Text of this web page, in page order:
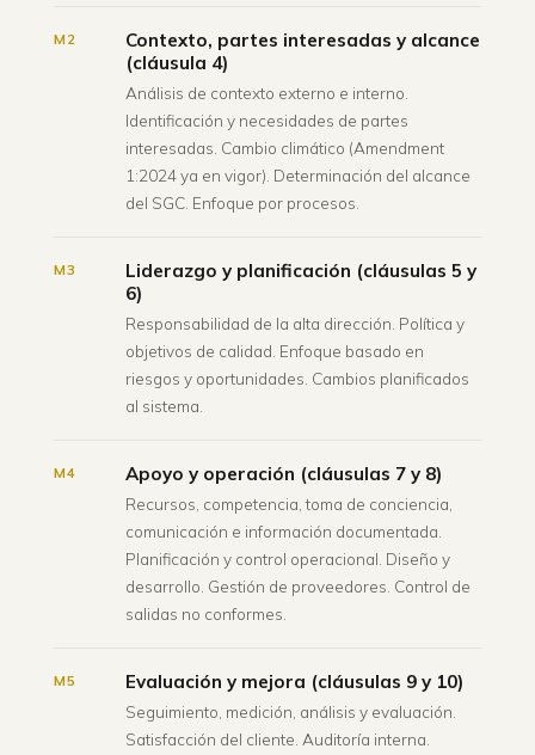
M2
Contexto, partes interesadas y alcance
(cláusula 4)
Análisis de contexto externo e interno.
Identificación y necesidades de partes
interesadas. Cambio climático (Amendment
1:2024 ya en vigor). Determinación del alcance
del SGC. Enfoque por procesos.
M3
Liderazgo y planificación (cláusulas 5 y
6)
Responsabilidad de la alta dirección. Política y
objetivos de calidad. Enfoque basado en
riesgos y oportunidades. Cambios planificados
al sistema.
M4 Apoyo y operación (cláusulas 7 y 8)
Recursos, competencia, toma de conciencia,
comunicación e información documentada.
Planificación y control operacional. Diseño y
desarrollo. Gestión de proveedores. Control de
salidas no conformes.
M5 Evaluación y mejora (cláusulas 9 y 10)
Seguimiento, medición, análisis y evaluación.
Satisfacción del cliente. Auditoría interna.